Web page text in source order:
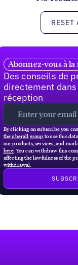
RESET
Abonnez-vous à
Des conseils de
directement
réception
By clicking on subscribe you
the uberall group to use this
our products, services, and
here . You can withdraw this
affecting the lawfulness of the
withdrawal.